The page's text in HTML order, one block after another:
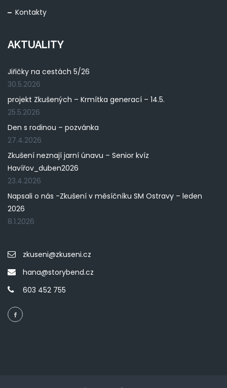
Kontakty
AKTUALITY
Jiřičky na cestách 5/26
30.5.2026
projekt Zkušených – Krmítka generací – 14.5.
25.5.2026
Den s rodinou – pozvánka
27.4.2026
Zkušení neznají jarní únavu – Senior kvíz
Havířov_duben2026
23.4.2026
Napsali o nás -Zkušení v měsíčníku SM Ostravy – leden
2026
8.1.2026
zkuseni@zkuseni.cz
hana@storybend.cz
603 452 755